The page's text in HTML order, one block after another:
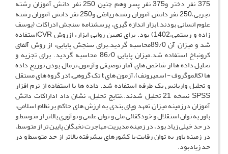
375 نفر دختر و375 نفر پسر وهم چنین 250 نفر دانش آموزان رشته
تجربی،250 نفر دانش آموزان رشته ریاضی و250 نفر دانش آموزان رشته
علوم انسانی بودند.ابزار اندازه گیری، پرسشنامه سنجش ادراکات (یوسف
زاده و رستمی،1402) بود. برای تعیین روایی ابزار، ازروش CVRاستفاده
شد و میزان آن 89/0محاسبه گردید.برای سنجش پایایی، از روش آلفای
کرونباخ استفاده شد.میزان پایایی 86/0 محاسبه گردید. برای تجزیه و
تحلیل داده ها از شاخص های آمار توصیفی وآزمون نرمال بودن توزیع داده
ها (کالموگروف - اسمیرونف)،آزمون های t تک گروهی،tدر گروه های مستقل
و تحلیل واریانس یک طرفه استفاده شد. داده ها با استفاده از نرم افزار
SPSS نسخه 21 تحلیل شدند..نتایج تحلیل، نشان داد اداراکات دانش
آموزان درزمینه میزان تعهد وپای بندی به ارزش های حاکم بر نظام اسلامی،
باور به توان استقلال و خودکفائی ملی و توان علمی و نوآوری بالاتر از متوسط و
در حد خیلی زیاد بود، در زمینه مدیریت مهاجرت نخبگان پایین تر از متوسط،
در زمینه باور به توان رقابت با کشورهای پیشرفته بالاتر از حد متوسط و در
حد زیادبود.